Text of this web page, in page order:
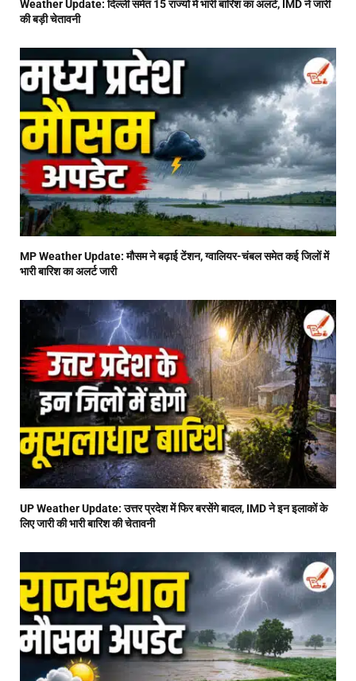
Weather Update: दिल्ली समेत 15 राज्यों में भारी बारिश का अलर्ट, IMD ने जारी
की बड़ी चेतावनी
MP Weather Update: मौसम ने बढ़ाई टेंशन, ग्वालियर-चंबल समेत कई जिलों में
भारी बारिश का अलर्ट जारी
UP Weather Update: उत्तर प्रदेश में फिर बरसेंगे बादल, IMD ने इन इलाकों के
लिए जारी की भारी बारिश की चेतावनी